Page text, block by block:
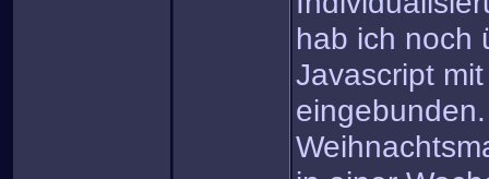
hab ich noch
Javascript